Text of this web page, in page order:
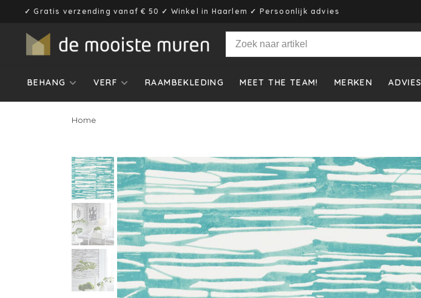
✓ Gratis verzending vanaf € 50 ✓ Winkel in Haarlem ✓ Persoonlijk advies
BEHANG VERF RAAMBEKLEDING MEET THE TEAM! MERKEN ADVIES
Home